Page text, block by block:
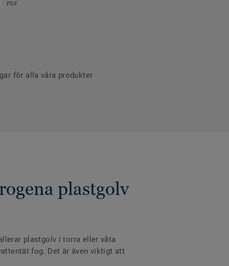
PDF
för alla våra produkter
plastgolv
plastgolv i torra eller våta
fog. Det är även viktigt att